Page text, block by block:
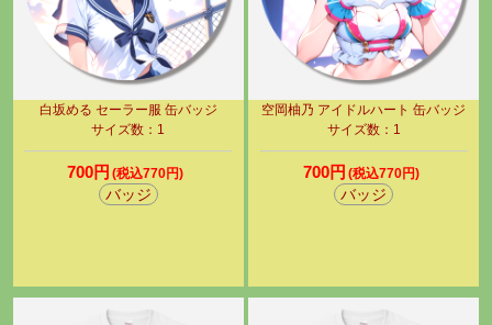
白坂める セーラー服 缶バッジ
サイズ数：1
700円 (税込770円)
バッジ
空岡柚乃 アイドルハート 缶バッジ
サイズ数：1
700円 (税込770円)
バッジ